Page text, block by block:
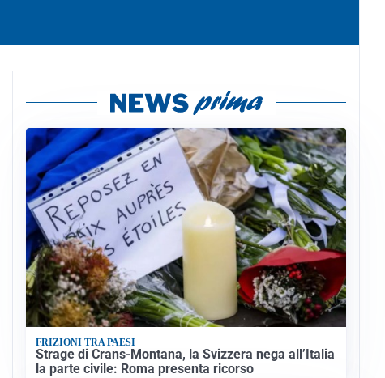
FRIZIONI TRA PAESI
Strage di Crans-Montana, la Svizzera nega all’Italia
la parte civile: Roma presenta ricorso